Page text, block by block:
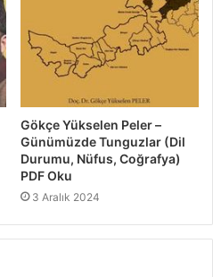
Gökçe Yükselen Peler –
Günümüzde Tunguzlar (Dil
Durumu, Nüfus, Coğrafya)
PDF Oku
3 Aralık 2024